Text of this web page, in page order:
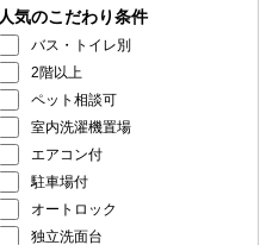
人気のこだわり条件
バス・トイレ別
2階以上
ペット相談可
室内洗濯機置場
エアコン付
駐車場付
オートロック
独立洗面台